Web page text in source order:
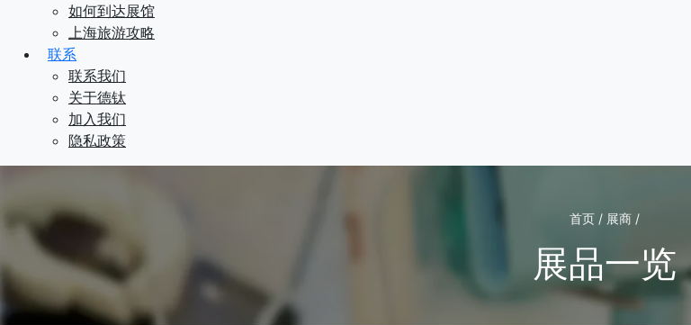
如何到达展馆
上海旅游攻略
联系
联系我们
关于德钛
加入我们
隐私政策
首页 / 展商 /
展品一览